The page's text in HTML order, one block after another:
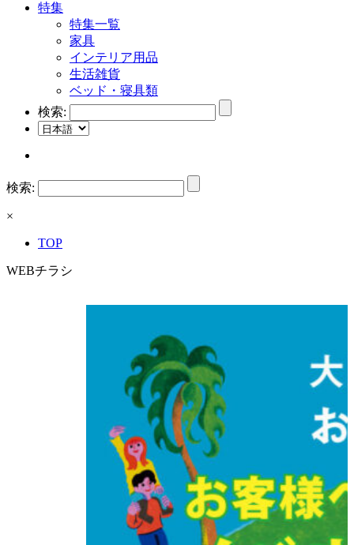
特集
特集一覧
家具
インテリア用品
生活雑貨
ベッド・寝具類
検索:
検索:
×
TOP
WEBチラシ